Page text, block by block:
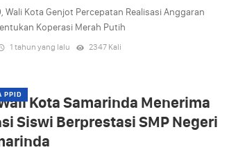
Wali Kota Genjot Percepatan Realisasi Anggaran
Koperasi Merah Putih
1 tahun yang lalu 2347 Kali
PPID
Kota Samarinda Menerima
Siswi Berprestasi SMP Negeri